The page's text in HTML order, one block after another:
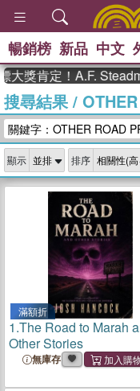
暢銷榜 新品 中文
定！A.F. Steadman
搜尋結果/
關鍵字：OTHER ROAD
顯示 排序
滿額折
1.The Road to Marah
Other Stories
無庫存